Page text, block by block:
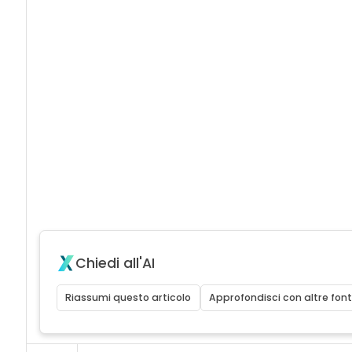
Chiedi all'AI
Riassumi questo articolo Approfondisci con altre